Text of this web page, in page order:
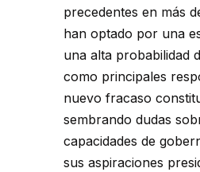
precedentes en más
han optado por una
una alta probabilidad
como principales
nuevo fracaso
sembrando dudas
capacidades de
sus aspiraciones